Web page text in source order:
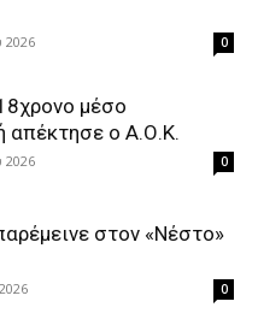
2026 0
μέσο
απέκτησε ο Α.Ο.Κ.
2026 0
στον «Νέστο»
0